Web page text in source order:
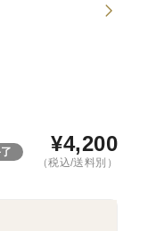
¥4,200
（税込/送料別）